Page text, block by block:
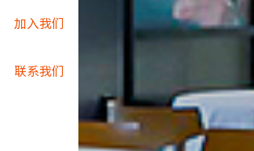
加入我们
联系我们